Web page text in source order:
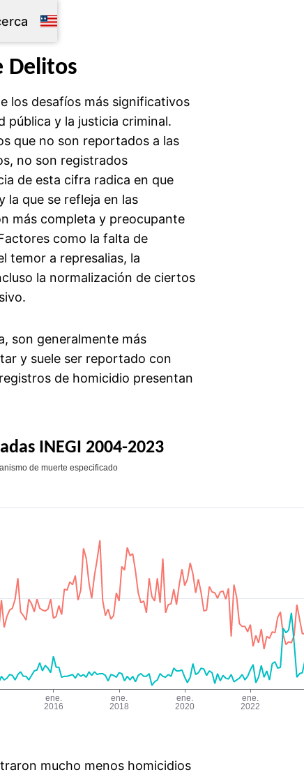
Delitos
los desafíos más significativos
pública y la justicia criminal.
que no son reportados a las
no son registrados
de esta cifra radica en que
la que se refleja en las
más completa y preocupante
como la falta de
temor a represalias, la
la normalización de ciertos
son generalmente más
y suele ser reportado con
de homicidio presentan
INEGI 2004-2023
mucho menos homicidios